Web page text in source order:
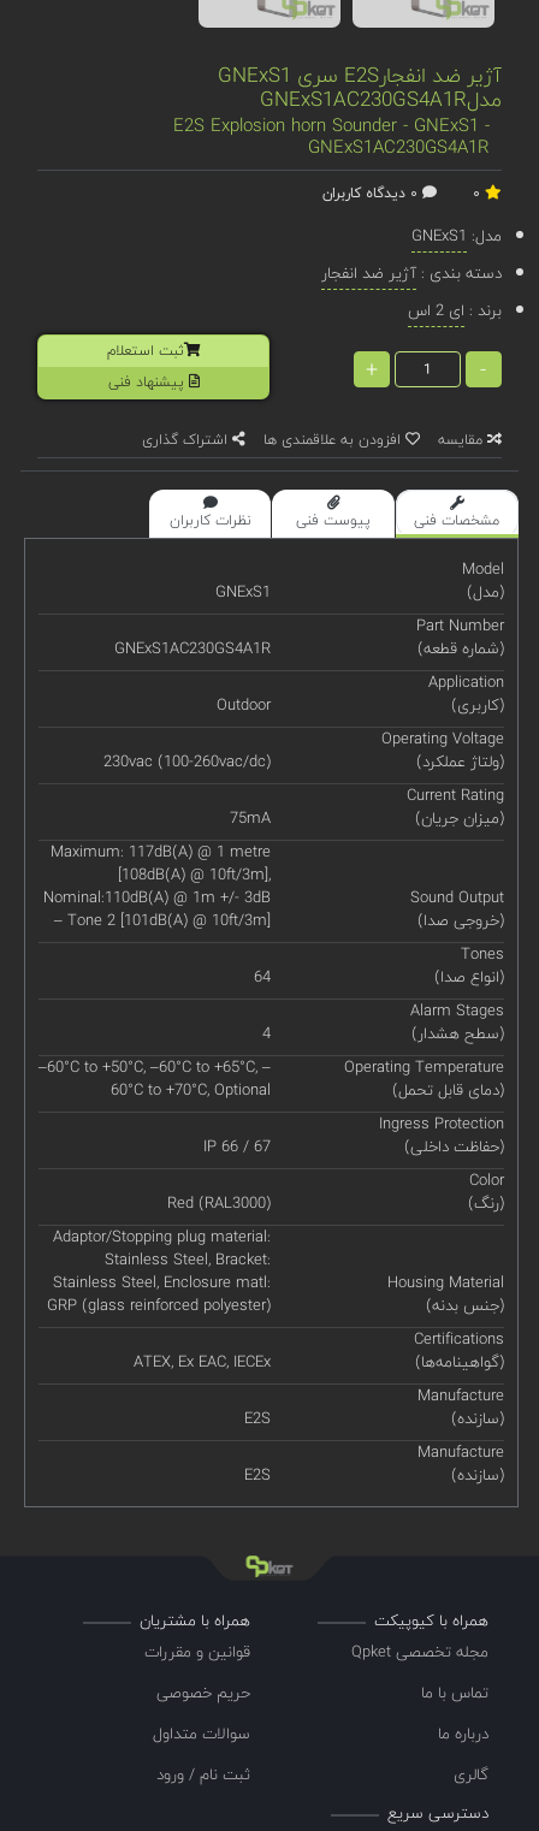
آژیر ضد انفجارE2S سری GNExS1
مدلGNExS1AC230GS4A1R
E2S Explosion horn Sounder - GNExS1 -
GNExS1AC230GS4A1R
مدل: GNExS1
دسته بندی :آژیر ضد انفجار
برند : ای 2 اس
-
+
ثبت استعلام
پیشنهاد فنی
مقایسه افزودن به علاقمندی ها اشتراک گذاری
مشخصات فنی پیوست فنی نظرات کاربران
Model
(مدل)
GNExS1
Part Number
(شماره قطعه)
GNExS1AC230GS4A1R
Application
(کاربری)
Outdoor
Operating Voltage
(ولتاژ عملکرد)
230vac (100-260vac/dc)
Current Rating
(میزان جریان)
75mA
Sound Output
(خروجی صدا)
Maximum: 117dB(A) @ 1 metre
[108dB(A) @ 10ft/3m],
Nominal:110dB(A) @ 1m +/- 3dB
– Tone 2 [101dB(A) @ 10ft/3m]
Tones
(انواع صدا)
64
Alarm Stages
(سطح هشدار)
4
Operating Temperature
(دمای قابل تحمل)
–60°C to +50°C, –60°C to +65°C, –
60°C to +70°C, Optional
Ingress Protection
(حفاظت داخلی)
IP 66 / 67
Color
(رنگ)
Red (RAL3000)
Housing Material
(جنس بدنه)
Adaptor/Stopping plug material:
Stainless Steel, Bracket:
Stainless Steel, Enclosure matl:
GRP (glass reinforced polyester)
Certifications
(گواهینامه‌ها)
ATEX, Ex EAC, IECEx
Manufacture
(سازنده)
E2S
Manufacture
(سازنده)
E2S
همراه با کیوپیکت
مجله تخصصی Qpket
تماس با ما
درباره ما
گالری
همراه با مشتریان
قوانین و مقررات
حریم خصوصی
سوالات متداول
ثبت نام / ورود
دسترسی سریع